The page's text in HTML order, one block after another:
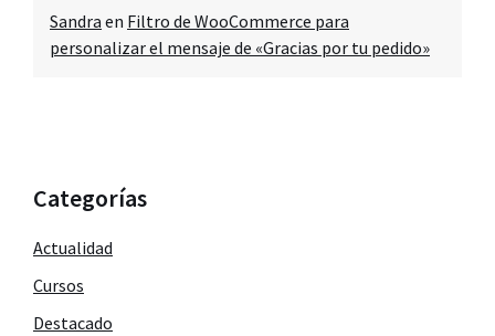
Sandra en Filtro de WooCommerce para
personalizar el mensaje de «Gracias por tu pedido»
Categorías
Actualidad
Cursos
Destacado